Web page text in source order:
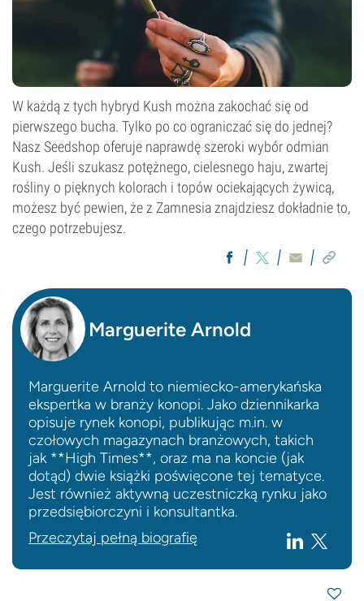
W każdą z tych hybryd Kush można zakochać się od
pierwszego bucha. Tylko po co ograniczać się do jednej?
Nasz Seedshop oferuje naprawdę szeroki wybór odmian
Kush. Jeśli szukasz potężnego, cielesnego haju, zwartej
rośliny o pięknych kolorach i topów ociekających żywicą,
możesz być pewien, że z Zamnesia znajdziesz dokładnie to,
czego potrzebujesz.
Marguerite Arnold
Marguerite Arnold to niemiecko-amerykańska
ekspertka w branży konopi. Jako dziennikarka
opisuje rynek konopi, publikując m.in. w
czołowych magazynach branżowych, takich
jak **High Times**, oraz ma na koncie (jak
dotąd) dwie książki poświęcone tej tematyce.
Jest również aktywną uczestniczką rynku jako
przedsiębiorczyni i konsultantka.
Przeczytaj pełną biografię